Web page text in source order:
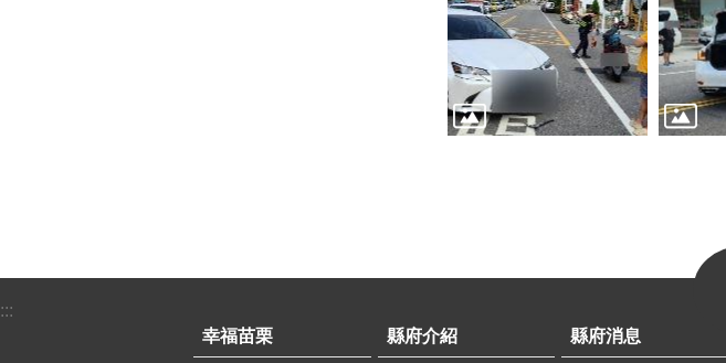
:::
幸福苗栗
縣府介紹 縣府消息